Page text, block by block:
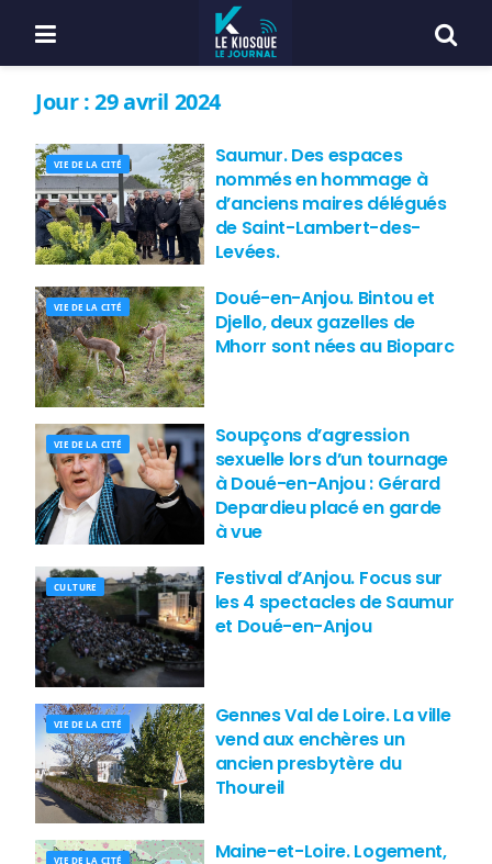
Jour :29 avril 2024
VIE DE LA CITÉ
Saumur. Des espaces
nommés en hommage à
d’anciens maires délégués
de Saint-Lambert-des-
Levées.
VIE DE LA CITÉ
Doué-en-Anjou. Bintou et
Djello, deux gazelles de
Mhorr sont nées au Bioparc
VIE DE LA CITÉ
Soupçons d’agression
sexuelle lors d’un tournage
à Doué-en-Anjou : Gérard
Depardieu placé en garde
à vue
CULTURE
Festival d’Anjou. Focus sur
les 4 spectacles de Saumur
et Doué-en-Anjou
VIE DE LA CITÉ
Gennes Val de Loire. La ville
vend aux enchères un
ancien presbytère du
Thoureil
VIE DE LA CITÉ
Maine-et-Loire. Logement,